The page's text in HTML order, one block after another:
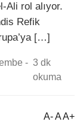
Ali rol alıyor.
Refik
[…]
- 3 dk
okuma
A- A A+